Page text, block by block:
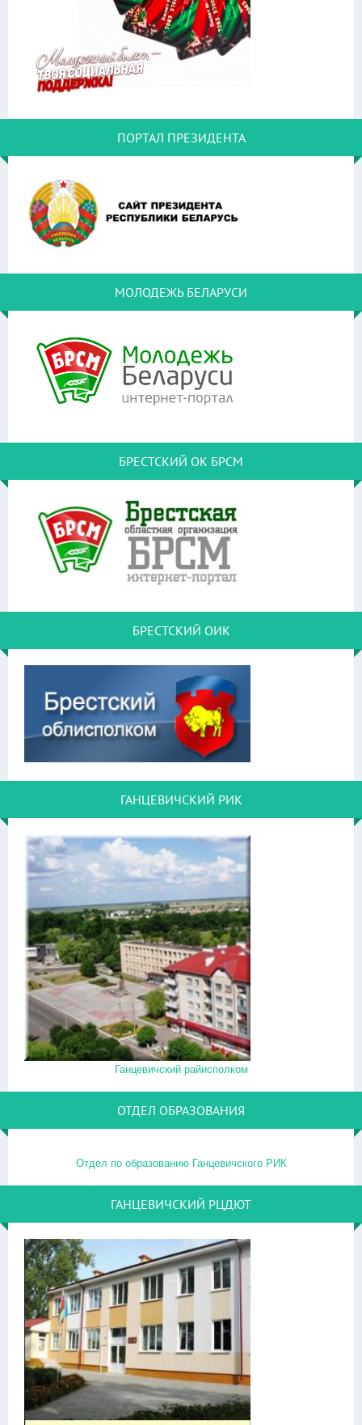
ПОРТАЛ ПРЕЗИДЕНТА
МОЛОДЕЖЬ БЕЛАРУСИ
БРЕСТСКИЙ ОК БРСМ
БРЕСТСКИЙ ОИК
ГАНЦЕВИЧСКИЙ РИК
Ганцевичский райисполком
ОТДЕЛ ОБРАЗОВАНИЯ
Отдел по образованию Ганцевичского РИК
ГАНЦЕВИЧСКИЙ РЦДЮТ